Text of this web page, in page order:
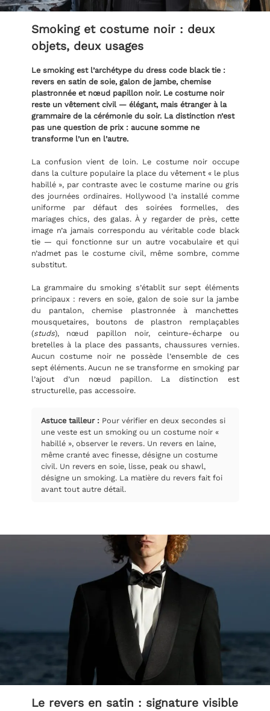
Smoking et costume noir : deux
objets, deux usages
Le smoking est l’archétype du dress code black tie :
revers en satin de soie, galon de jambe, chemise
plastronnée et nœud papillon noir. Le costume noir
reste un vêtement civil — élégant, mais étranger à la
grammaire de la cérémonie du soir. La distinction n’est
pas une question de prix : aucune somme ne
transforme l’un en l’autre.
La confusion vient de loin. Le costume noir occupe
dans la culture populaire la place du vêtement « le plus
habillé », par contraste avec le costume marine ou gris
des journées ordinaires. Hollywood l’a installé comme
uniforme par défaut des soirées formelles, des
mariages chics, des galas. À y regarder de près, cette
image n’a jamais correspondu au véritable code black
tie — qui fonctionne sur un autre vocabulaire et qui
n’admet pas le costume civil, même sombre, comme
substitut.
La grammaire du smoking s’établit sur sept éléments
principaux : revers en soie, galon de soie sur la jambe
du pantalon, chemise plastronnée à manchettes
mousquetaires, boutons de plastron remplaçables
(studs), nœud papillon noir, ceinture-écharpe ou
bretelles à la place des passants, chaussures vernies.
Aucun costume noir ne possède l’ensemble de ces
sept éléments. Aucun ne se transforme en smoking par
l’ajout d’un nœud papillon. La distinction est
structurelle, pas accessoire.
Astuce tailleur :Pour vérifier en deux secondes si
une veste est un smoking ou un costume noir «
habillé », observer le revers. Un revers en laine,
même cranté avec finesse, désigne un costume
civil. Un revers en soie, lisse, peak ou shawl,
désigne un smoking. La matière du revers fait foi
avant tout autre détail.
Le revers en satin : signature visible